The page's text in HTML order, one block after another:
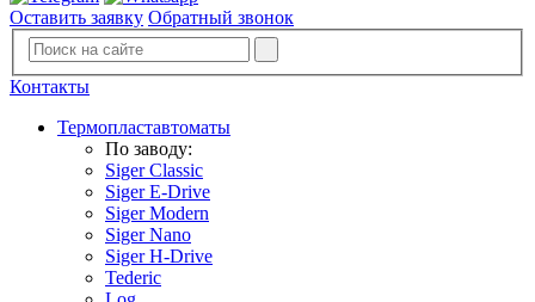
Оставить заявку Обратный звонок
Контакты
Термопластавтоматы
По заводу:
Siger Classic
Siger E-Drive
Siger Modern
Siger Nano
Siger H-Drive
Tederic